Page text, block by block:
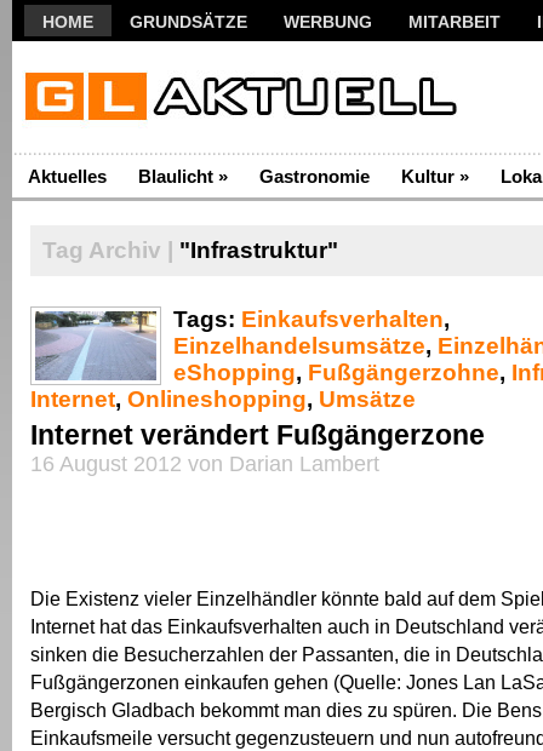
HOME GRUNDSÄTZE WERBUNG MITARBEIT
Aktuelles Blaulicht » Gastronomie Kultur »
Tag Archiv | "Infrastruktur"
Tags: Einkaufsverhalten,
Einzelhandelsumsätze,
eShopping, Fußgängerzohne,
Internet, Onlineshopping, Umsätze
Internet verändert Fußgängerzone
16 August 2012 von Darian Lambert
Die Existenz vieler Einzelhändler könnte bald auf dem
Internet hat das Einkaufsverhalten auch in Deutschland
sinken die Besucherzahlen der Passanten, die in
Fußgängerzonen einkaufen gehen (Quelle: Jones Lan
Bergisch Gladbach bekommt man dies zu spüren. Die
Einkaufsmeile versucht gegenzusteuern und nun